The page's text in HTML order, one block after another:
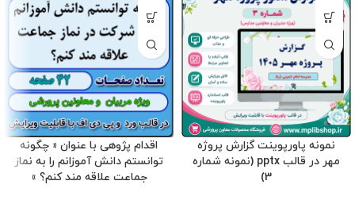
نمونه پاورپوینت گزارش پروژه
مهر در قالب pptx (نمونه شماره
3)
اقدام پژوهی با عنوان « چگونه
توانستم دانش آموزانم را به نماز
جماعت علاقه مند کنم؟ »